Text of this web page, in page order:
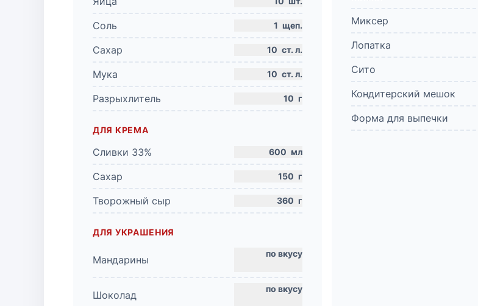
Соль 1 щеп.
Сахар 10 ст. л.
Мука 10 ст. л.
Разрыхлитель 10 г
ДЛЯ КРЕМА
Сливки 33% 600 мл
Сахар 150 г
Творожный сыр 360 г
ДЛЯ УКРАШЕНИЯ
Мандарины
Шоколад
Миксер
Лопатка
Сито
Кондитерский мешок
Форма для выпечки